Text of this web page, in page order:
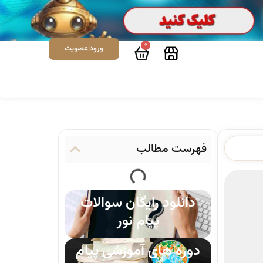
0 ورود|عضویت
فهرست مطالب
دانلود رایگان سوالات
پیام نور
دوره های آموزشی پیام